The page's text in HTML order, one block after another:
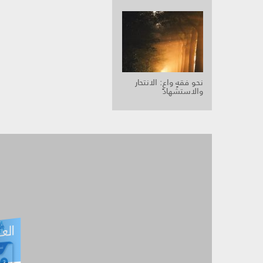
نحو فقهٍ واعٍ: الانتحار
والاستشهاد